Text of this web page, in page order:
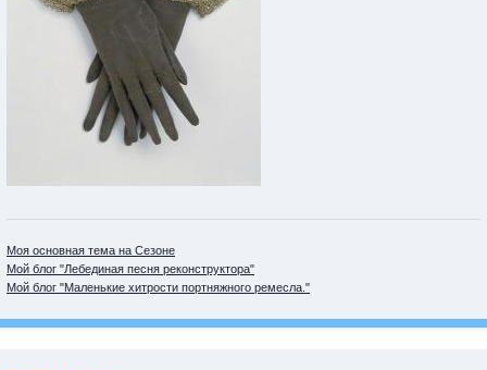
Моя основная тема на Сезоне
Мой блог "Лебединая песня реконструктора"
Мой блог "Маленькие хитрости портняжного ремесла."